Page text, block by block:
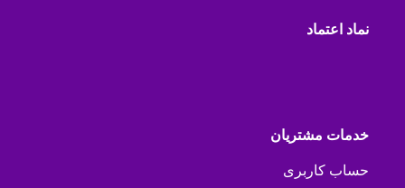
نماد اعتماد
خدمات مشتریان
حساب کاربری